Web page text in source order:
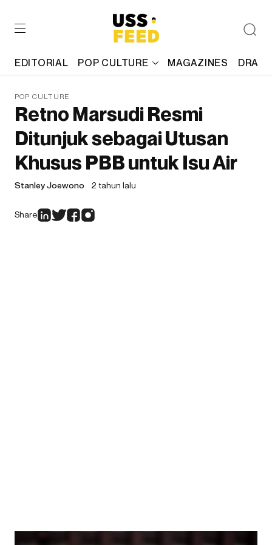
EDITORIAL POP CULTURE MAGAZINES
POP CULTURE
Retno Marsudi Resmi
Ditunjuk sebagai Utusan
Khusus PBB untuk Isu Air
Stanley Joewono 2 tahun lalu
Share